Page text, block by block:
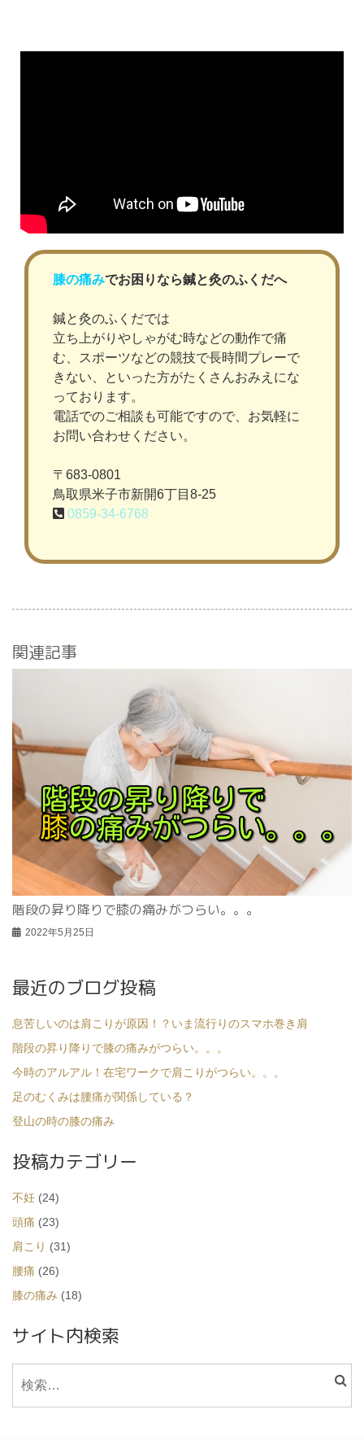
膝の痛みでお困りなら鍼と灸のふくだへ
鍼と灸のふくだでは
立ち上がりやしゃがむ時などの動作で痛
む、スポーツなどの競技で長時間プレーで
きない、といった方がたくさんおみえにな
っております。
電話でのご相談も可能ですので、お気軽に
お問い合わせください。
〒683-0801
鳥取県米子市新開6丁目8-25
0859-34-6768
関連記事
階段の昇り降りで膝の痛みがつらい。。。
2022年5月25日
最近のブログ投稿
息苦しいのは肩こりが原因！？いま流行りのスマホ巻き肩
階段の昇り降りで膝の痛みがつらい。。。
今時のアルアル！在宅ワークで肩こりがつらい。。。
足のむくみは腰痛が関係している？
登山の時の膝の痛み
投稿カテゴリー
不妊 (24)
頭痛 (23)
肩こり (31)
腰痛 (26)
膝の痛み (18)
サイト内検索